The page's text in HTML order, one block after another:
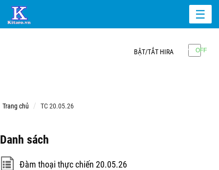
☰
BẬT/TẮT HIRA
Trang chủ TC 20.05.26
Danh sách
Đàm thoại thực chiến 20.05.26